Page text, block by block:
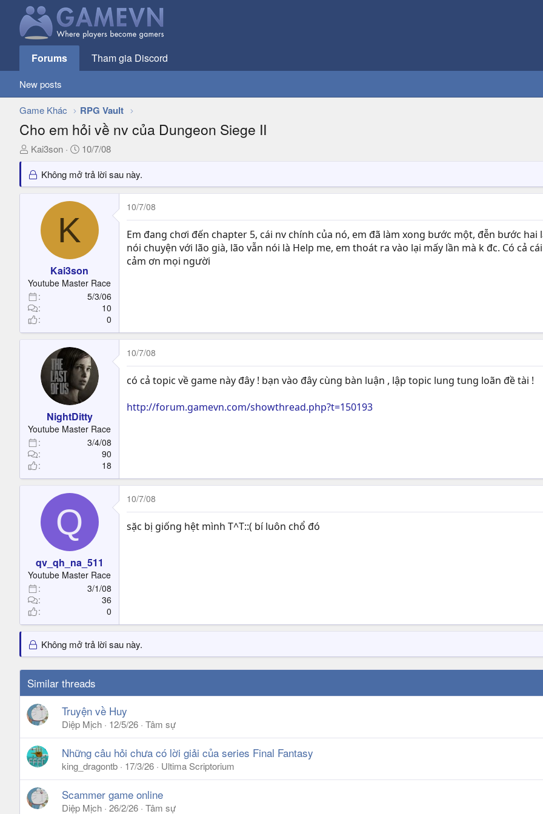
Forums Tham gia Discord
New posts
Game Khác RPG Vault
Cho em hỏi về nv của Dungeon Siege II
T
r
e
e
r
Kai3son
N
à
y
10/7/08
Không mở trả lời sau này.
K
Kai3son
Youtube Master Race
5/3/06
10
0
10/7/08
Em đang chơi đến chapter 5, cái nv chính của nó, em đã làm xong bước một, đễn bước
nói chuyện với lão già, lão vẫn nói là Help me, em thoát ra vào lại mấy lần mà k đc. Có cả
cảm ơn mọi người
NightDitty
Youtube Master Race
3/4/08
90
18
10/7/08
có cả topic về game này đây ! bạn vào đây cùng bàn luận , lập topic lung tung loãn đề tài !
http://forum.gamevn.com/showthread.php?t=150193
Q
qv_qh_na_511
Youtube Master Race
3/1/08
36
0
10/7/08
sặc bị giống hệt mình T^T::( bí luôn chổ đó
Không mở trả lời sau này.
Similar threads
Truyện về Huy
Diệp Mịch 12/5/26 Tâm sự
Những câu hỏi chưa có lời giải của series Final Fantasy
king_dragontb 17/3/26 Ultima Scriptorium
Scammer game online
Diệp Mịch 26/2/26 Tâm sự